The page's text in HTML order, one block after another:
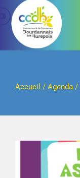
Passer
contenu
Accueil / Agenda/